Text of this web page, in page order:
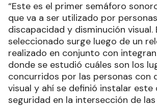
“Este es el primer semáforo
que va a ser utilizado por
discapacidad y disminución visual.
seleccionado surge luego de un
realizado en conjunto con
donde se estudió cuáles son los
concurridos por las personas con
visual y ahí se definió instalar
seguridad en la intersección de las